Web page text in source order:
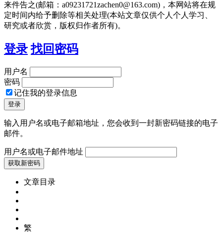
来件告之(邮箱：a09231721zachen0@163.com)，本网站将在规
定时间内给予删除等相关处理(本站文章仅供个人个人学习、
研究或者欣赏，版权归作者所有)。
登录 找回密码
用户名
密码
记住我的登录信息
输入用户名或电子邮箱地址，您会收到一封新密码链接的电子
邮件。
用户名或电子邮件地址
文章目录
繁